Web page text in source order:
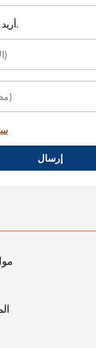
أريد ردًا على رأيي.
إرسال